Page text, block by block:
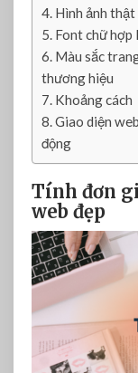
Hình ảnh thật
Font chữ hợp
Màu sắc
thương hiệu
Khoảng cách
Giao diện
động
Tính đơn
web đẹp